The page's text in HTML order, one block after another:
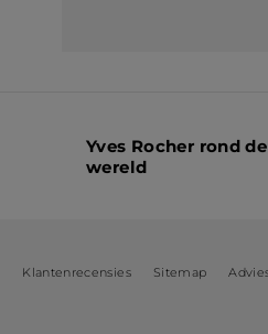
Yves Rocher rond de
wereld
Klantenrecensies Sitemap